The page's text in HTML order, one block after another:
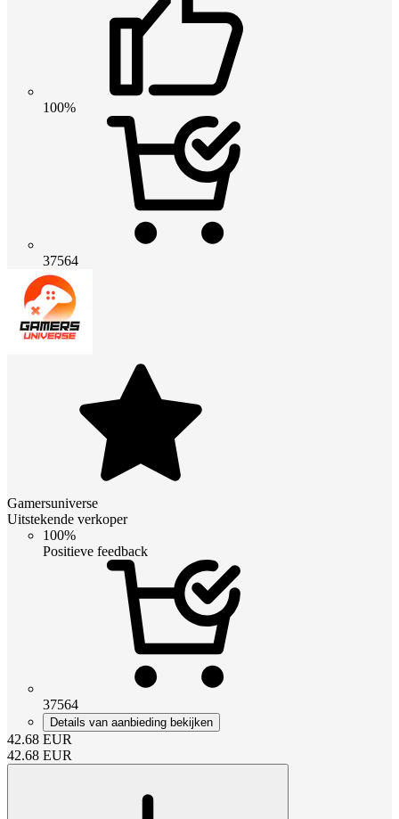
100%
37564
Gamersuniverse
Uitstekende verkoper
100%
Positieve feedback
37564
Details van aanbieding bekijken
42.68 EUR
42.68 EUR